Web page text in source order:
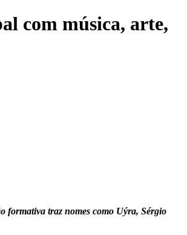
com música, arte,
formativa traz nomes como Uýra, Sérgio